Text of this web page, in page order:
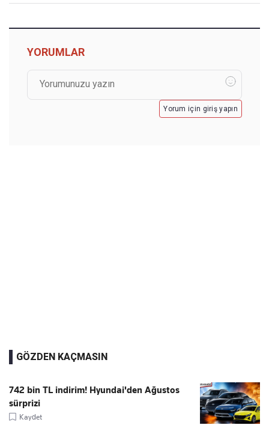
YORUMLAR
Yorum için giriş yapın
GÖZDEN KAÇMASIN
742 bin TL indirim! Hyundai'den Ağustos
sürprizi
Kaydet